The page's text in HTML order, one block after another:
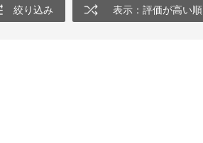
絞り込み 表示：評価が高い順